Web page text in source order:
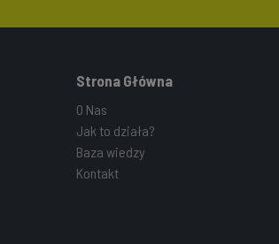
Strona Główna
O Nas
Jak to działa?
Baza wiedzy
Kontakt